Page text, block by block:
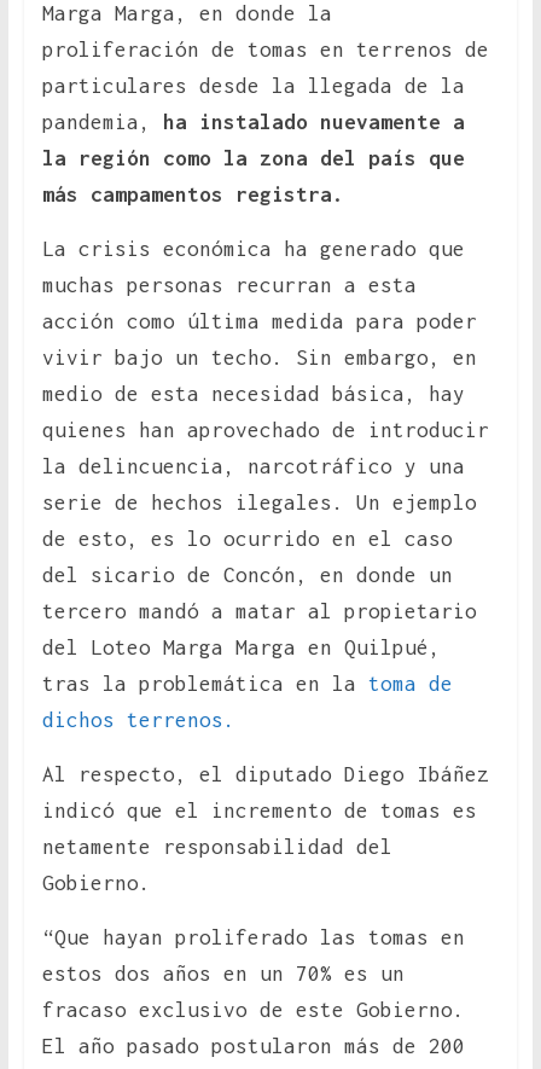
Marga Marga, en donde la
proliferación de tomas en terrenos de
particulares desde la llegada de la
pandemia,
ha instalado nuevamente a
la región como la zona del país que
más campamentos registra.
La crisis económica ha generado que
muchas personas recurran a esta
acción como última medida para poder
vivir bajo un techo. Sin embargo, en
medio de esta necesidad básica, hay
quienes han aprovechado de introducir
la delincuencia, narcotráfico y una
serie de hechos ilegales. Un ejemplo
de esto, es lo ocurrido en el caso
del sicario de Concón, en donde un
tercero mandó a matar al propietario
del Loteo Marga Marga en Quilpué,
tras la problemática en la toma de
dichos terrenos.
Al respecto, el diputado Diego Ibáñez
indicó que el incremento de tomas es
netamente responsabilidad del
Gobierno.
“Que hayan proliferado las tomas en
estos dos años en un 70% es un
fracaso exclusivo de este Gobierno.
El año pasado postularon más de 200